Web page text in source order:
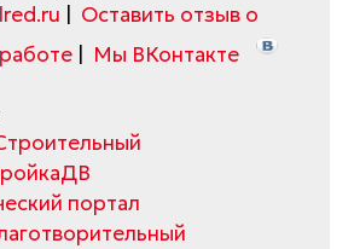
Оставить отзыв о
Мы ВКонтакте
портал